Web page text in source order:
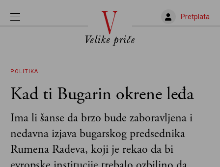
Pretplata
POLITIKA
Kad ti Bugarin okrene leđa
Ima li šanse da brzo bude zaboravljena i
nedavna izjava bugarskog predsednika
Rumena Radeva, koji je rekao da bi